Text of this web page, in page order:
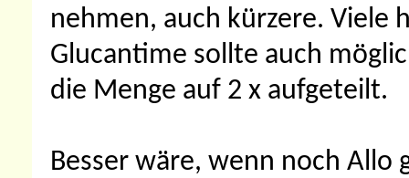
nehmen, auch kürzere. Viele
Glucantime sollte auch
die Menge auf 2 x aufgeteilt.
Besser wäre, wenn noch Allo